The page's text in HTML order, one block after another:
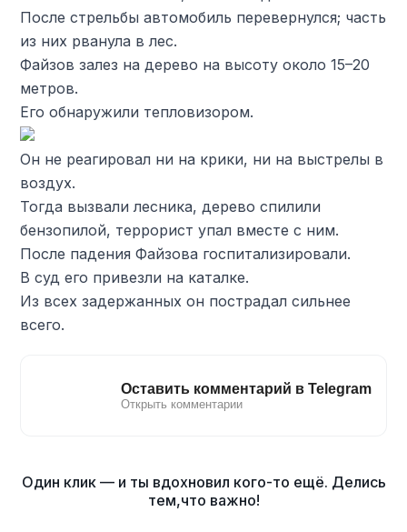
После стрельбы автомобиль перевернулся; часть
из них рванула в лес.
Файзов залез на дерево на высоту около 15–20
метров.
Его обнаружили тепловизором.
Он не реагировал ни на крики, ни на выстрелы в
воздух.
Тогда вызвали лесника, дерево спилили
бензопилой, террорист упал вместе с ним.
После падения Файзова госпитализировали.
В суд его привезли на каталке.
Из всех задержанных он пострадал сильнее
всего.